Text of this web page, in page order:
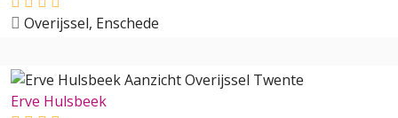
Overijssel, Enschede
Erve Hulsbeek